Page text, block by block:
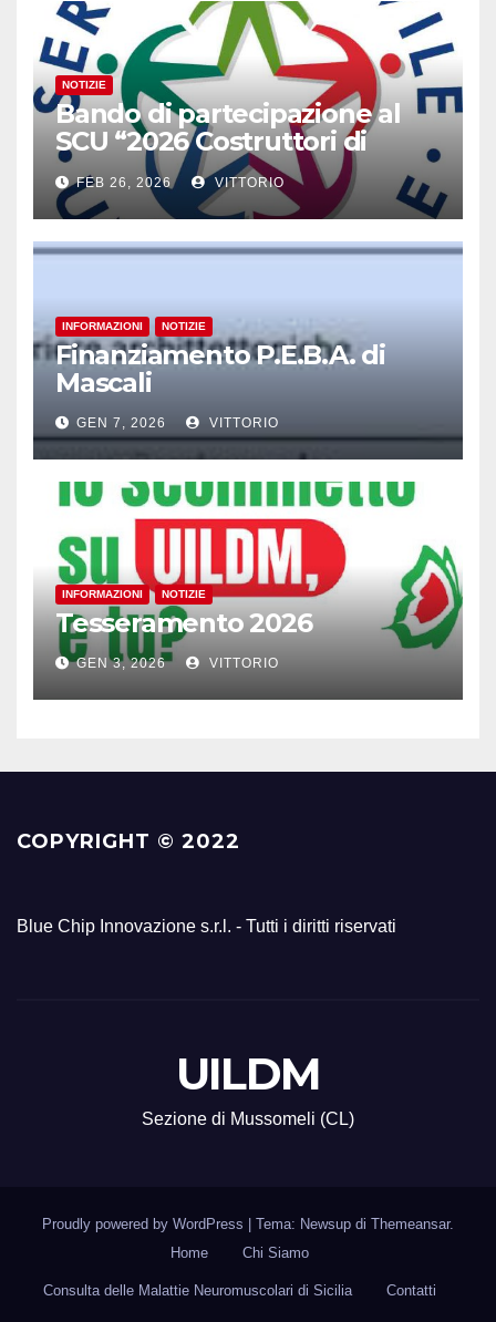
NOTIZIE
Bando di partecipazione al
SCU “2026 Costruttori di
Ponti”
FEB 26, 2026 VITTORIO
INFORMAZIONI NOTIZIE
Finanziamento P.E.B.A. di
Mascali
GEN 7, 2026 VITTORIO
INFORMAZIONI NOTIZIE
Tesseramento 2026
GEN 3, 2026 VITTORIO
COPYRIGHT © 2022
Blue Chip Innovazione s.r.l. - Tutti i diritti riservati
UILDM
Sezione di Mussomeli (CL)
Proudly powered by WordPress Tema: Newsup di Themeansar.
Home
Chi Siamo
Consulta delle Malattie Neuromuscolari di Sicilia Contatti